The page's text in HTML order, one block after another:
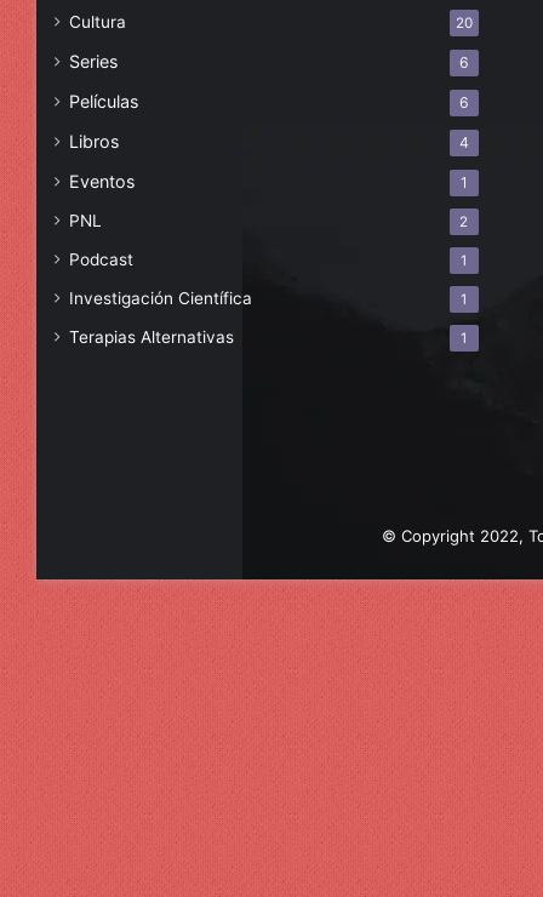
Cultura 20
Series 6
Películas 6
Libros 4
Eventos 1
PNL 2
Podcast 1
Investigación Científica 1
Terapias Alternativas 1
© Copyright 2022,